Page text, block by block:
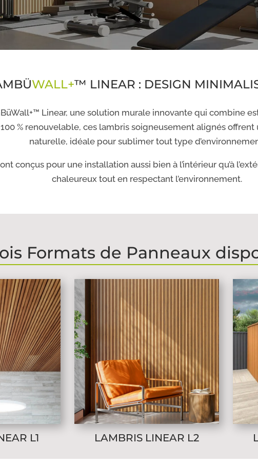
WALL+™ LINEAR : DESIGN
Linear, une solution murale innovante qui combine
% renouvelable, ces lambris soigneusement alignés
naturelle, idéale pour sublimer tout type
conçus pour une installation aussi bien à l’intérieur qu’à
chaleureux tout en respectant l’environnement.
Formats de Panneaux
L1 LAMBRIS LINEAR L2